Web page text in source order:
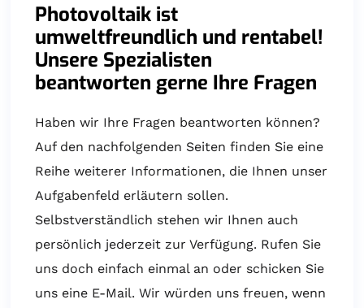
Photovoltaik ist
umweltfreundlich und rentabel!
Unsere Spezialisten
beantworten gerne Ihre Fragen
Haben wir Ihre Fragen beantworten können?
Auf den nachfolgenden Seiten finden Sie eine
Reihe weiterer Informationen, die Ihnen unser
Aufgabenfeld erläutern sollen.
Selbstverständlich stehen wir Ihnen auch
persönlich jederzeit zur Verfügung. Rufen Sie
uns doch einfach einmal an oder schicken Sie
uns eine E-Mail. Wir würden uns freuen, wenn